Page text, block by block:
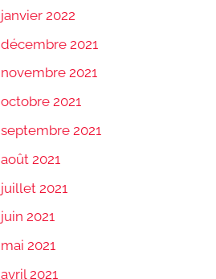
janvier 2022
décembre 2021
novembre 2021
octobre 2021
septembre 2021
août 2021
juillet 2021
juin 2021
mai 2021
avril 2021